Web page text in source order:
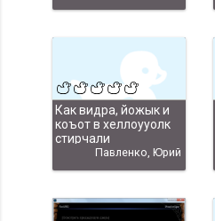
Как видра, йожык и
коъот в хеллоууолк
стирчали
Павленко, Юрий